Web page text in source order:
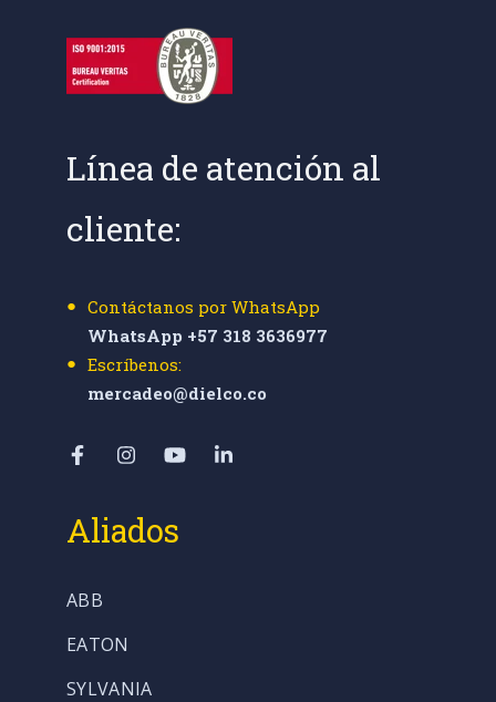
Línea de atención al
cliente:
Contáctanos por WhatsApp
WhatsApp +57 318 3636977
Escríbenos:
mercadeo@dielco.co
Aliados
ABB
EATON
SYLVANIA